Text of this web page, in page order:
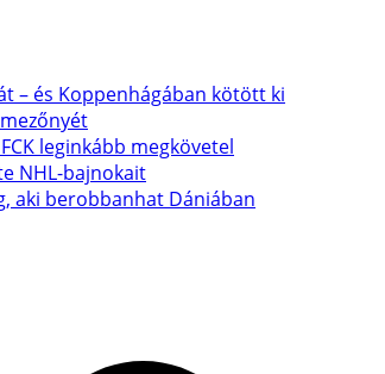
– és Koppenhágában kötött ki
leginkább megkövetel
NHL-bajnokait
aki berobbanhat Dániában